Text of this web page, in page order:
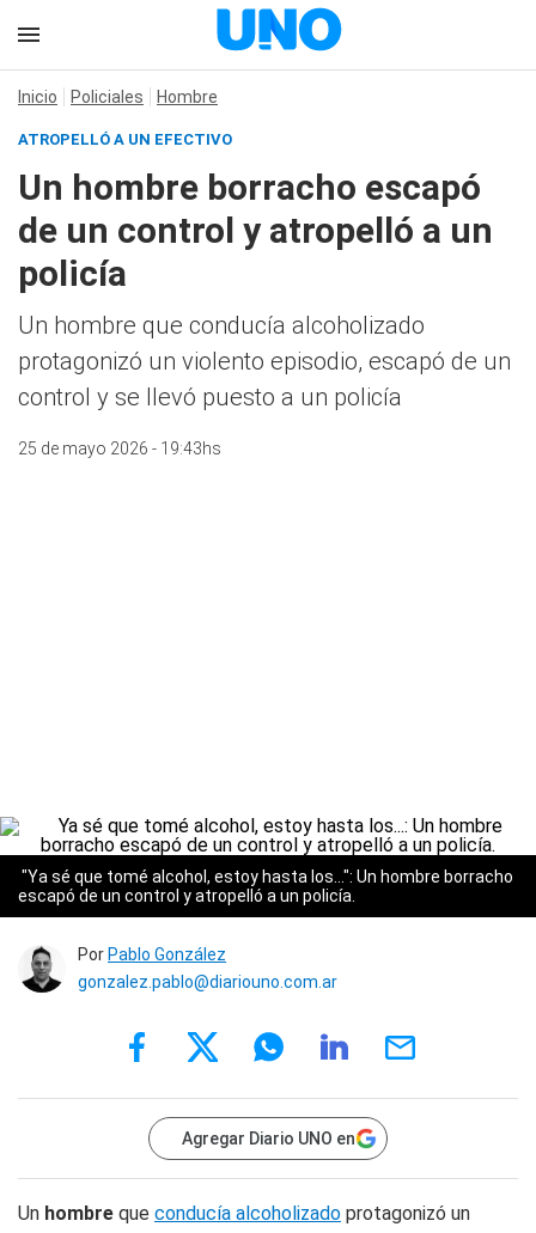
Inicio Policiales Hombre
ATROPELLÓ A UN EFECTIVO
Un hombre borracho escapó
de un control y atropelló a un
policía
Un hombre que conducía alcoholizado
protagonizó un violento episodio, escapó de un
control y se llevó puesto a un policía
25 de mayo 2026 - 19:43hs
"Ya sé que tomé alcohol, estoy hasta los...": Un hombre borracho
escapó de un control y atropelló a un policía.
Por Pablo González
gonzalez.pablo@diariouno.com.ar
Agregar Diario UNO en
Un hombre que conducía alcoholizado protagonizó un